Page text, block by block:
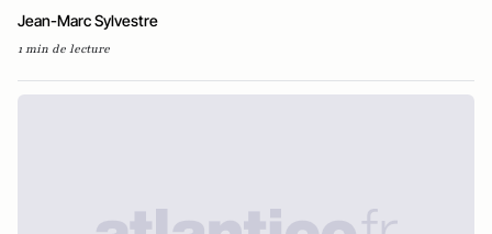
Jean-Marc Sylvestre
1 min de lecture